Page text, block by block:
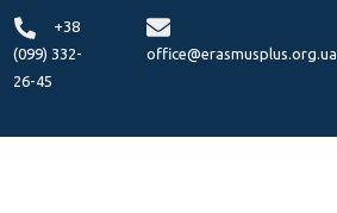
+38
(099) 332-
26-45
office@erasmusplus.org.ua